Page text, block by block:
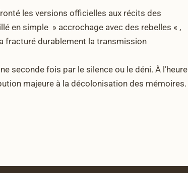
les versions officielles aux récits des
en simple » accrochage avec des rebelles « ,
fracturé durablement la transmission
seconde fois par le silence ou le déni. À l’heure
majeure à la décolonisation des mémoires.